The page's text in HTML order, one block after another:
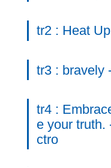
tr2 : Heat
tr3 : bravely
tr4 :
e your truth.
ctro